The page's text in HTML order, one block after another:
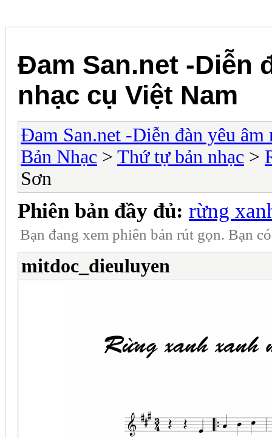
Đam San.net -Diễn
nhạc cụ Việt Nam
Đam San.net -Diễn đàn yêu âm
Bản Nhạc > Thứ tự bản nhạc >
Sơn
Phiên bản đầy đủ: rừng
Bạn đang xem phiên bản rút gọn. Bạn
mitdoc_dieuluyen